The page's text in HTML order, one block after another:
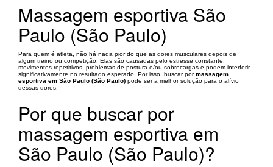
Massagem esportiva São
Paulo (São Paulo)
Para quem é atleta, não há nada pior do que as dores musculares depois de
algum treino ou competição. Elas são causadas pelo estresse constante,
movimentos repetitivos, problemas de postura e/ou sobrecargas e podem interferir
significativamente no resultado esperado. Por isso, buscar pormassagem
esportiva em São Paulo (São Paulo) pode ser a melhor solução para o alívio
dessas dores.
Por que buscar por
massagem esportiva em
São Paulo (São Paulo)?